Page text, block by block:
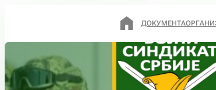
ДОКУМЕНТА